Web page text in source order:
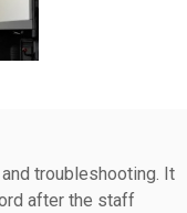
troubleshooting. It
after the staff